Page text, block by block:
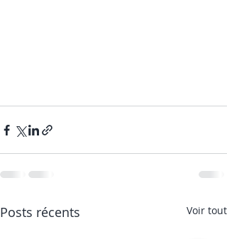
Posts récents Voir tout